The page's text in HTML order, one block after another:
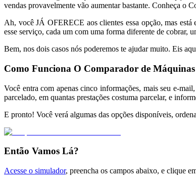
vendas provavelmente vão aumentar bastante. Conheça o
Ah, você JÁ OFERECE aos clientes essa opção, mas
esse serviço, cada um com uma forma diferente de cobrar,
Bem, nos dois casos nós poderemos te ajudar muito. Eis
Como Funciona O Comparador de
Você entra com apenas cinco informações, mais seu e-
parcelado, em quantas prestações costuma parcelar, e
E pronto! Você verá algumas das opções disponíveis,
Então Vamos Lá?
Acesse o simulador, preencha os campos abaixo, e clique